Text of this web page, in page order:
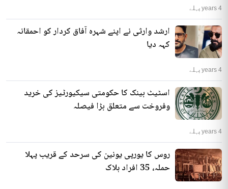
4 years پہلے
ارشد وارثی نے اپنے شہرہ آفاق کردار کو احمقانہ
کہہ دیا
4 years پہلے
اسٹیٹ بینک کا حکومتی سیکیورٹیز کی خرید
وفروخت سے متعلق بڑا فیصلہ
4 years پہلے
روس کا یورپی یونین کی سرحد کے قریب پہلا
حملہ، 35 افراد ہلاک